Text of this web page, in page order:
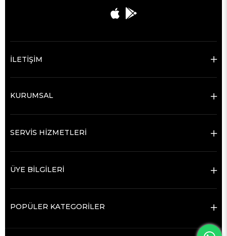
İLETİŞİM
KURUMSAL
SERVİS HİZMETLERİ
ÜYE BİLGİLERİ
POPÜLER KATEGORİLER